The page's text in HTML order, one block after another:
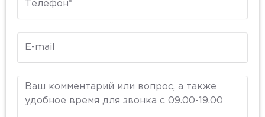
Комментарий